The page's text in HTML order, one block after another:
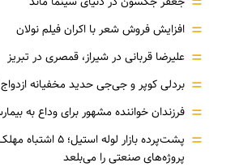
= افزایش فروش شعر با اکران فیلم نولان
= علیرضا قربانی در شیراز، قمصری در تبریز
= بردلی کوپر و جی‌جی حدید مخفیانه ازدواج
= فرزندان خواننده مشهور برای وداع به
=
پشت‌پرده بازار لوله
پروژه‌های صنعتی را می‌بلعد